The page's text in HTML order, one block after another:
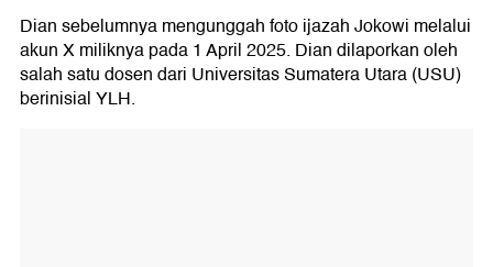
Dian sebelumnya mengunggah foto ijazah Jokowi melalui
akun X miliknya pada 1 April 2025. Dian dilaporkan oleh
salah satu dosen dari Universitas Sumatera Utara (USU)
berinisial YLH.